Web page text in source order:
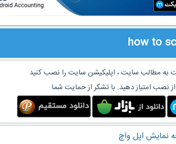
how to
به مطالب سایت ، اپلیکیشن سایت را نصب کنید
نصب امتیاز دهید. با تشکر از حمایت شما
اپل واچ